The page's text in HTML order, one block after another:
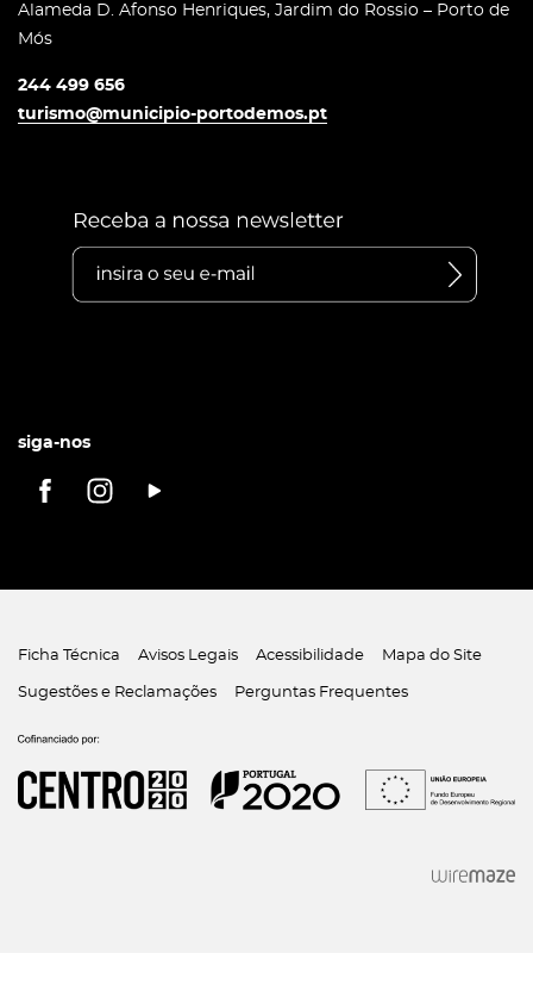
Alameda D. Afonso Henriques, Jardim do Rossio – Porto de
Mós
244 499 656
turismo@municipio-portodemos.pt
siga-nos
Ficha Técnica Avisos Legais Acessibilidade Mapa do Site
Sugestões e Reclamações Perguntas Frequentes